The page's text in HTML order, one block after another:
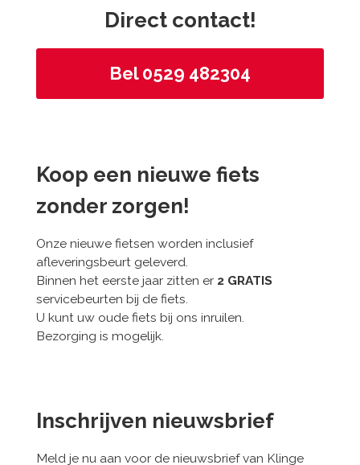
Direct contact!
Bel 0529 482304
Koop een nieuwe fiets
zonder zorgen!
Onze nieuwe fietsen worden inclusief
afleveringsbeurt geleverd.
Binnen het eerste jaar zitten er 2 GRATIS
servicebeurten bij de fiets.
U kunt uw oude fiets bij ons inruilen.
Bezorging is mogelijk.
Inschrijven nieuwsbrief
Meld je nu aan voor de nieuwsbrief van Klinge